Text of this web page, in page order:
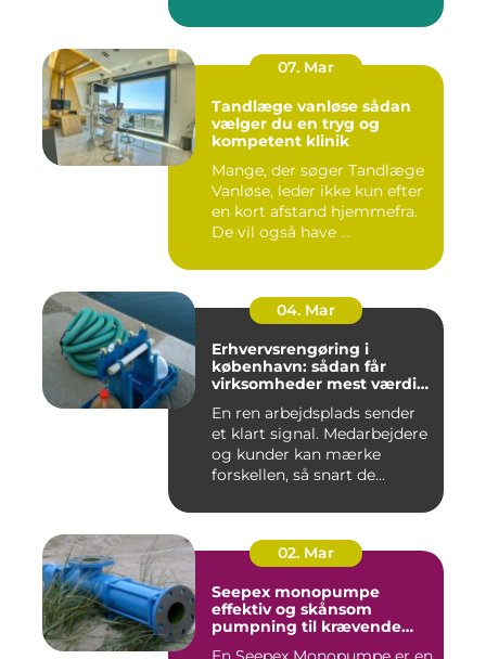
07. Mar
Tandlæge vanløse sådan
vælger du en tryg og
kompetent klinik
Mange, der søger Tandlæge
Vanløse, leder ikke kun efter
en kort afstand hjemmefra.
De vil også have ...
04. Mar
Erhvervsrengøring i
københavn: sådan får
virksomheder mest værdi
En ren arbejdsplads sender
et klart signal. Medarbejdere
og kunder kan mærke
forskellen, så snart de...
02. Mar
Seepex monopumpe
effektiv og skånsom
pumpning til krævende